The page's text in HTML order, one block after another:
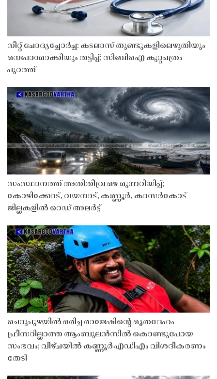
നീറ്റ് ചോദ്യച്ചോർച്ച: കടലാസ് തുണ്ടുകളിലെഴുതിയും
മനഃപാഠമാക്കിയും തട്ടിപ്പ്; സിബിഐ കുറ്റപത്രം
പുറത്ത്
സംസ്ഥാനത്ത് അതിതീവ്ര മഴ മുന്നറിയിപ്പ്;
കോഴിക്കോട്, വയനാട്, കണ്ണൂർ, കാസർകോട്
ജില്ലകളിൽ റെഡ് അലർട്ട്
ചെറുപുഴയിൽ മരിച്ച രാജേഷിൻ്റെ മൃതദേഹം
ഫ്രീസറില്ലാത്ത ആംബുലൻസിൽ കൊണ്ടുപോയ
സംഭവം; വീഴ്ചയിൽ കണ്ണൂർ എഡിഎം വിശദീകരണം
തേടി